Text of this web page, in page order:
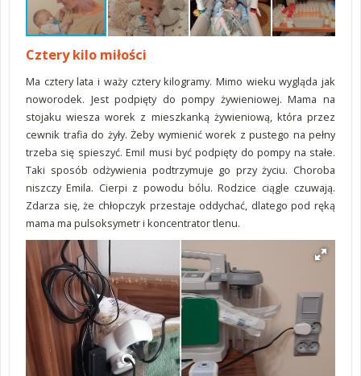
Cztery kilo miłości
Ma cztery lata i waży cztery kilogramy. Mimo wieku wygląda jak
noworodek. Jest podpięty do pompy żywieniowej. Mama na
stojaku wiesza worek z mieszkanką żywieniową, która przez
cewnik trafia do żyły. Żeby wymienić worek z pustego na pełny
trzeba się spieszyć. Emil musi być podpięty do pompy na stałe.
Taki sposób odżywienia podtrzymuje go przy życiu. Choroba
niszczy Emila. Cierpi z powodu bólu. Rodzice ciągle czuwają.
Zdarza się, że chłopczyk przestaje oddychać, dlatego pod ręką
mama ma pulsoksymetr i koncentrator tlenu.